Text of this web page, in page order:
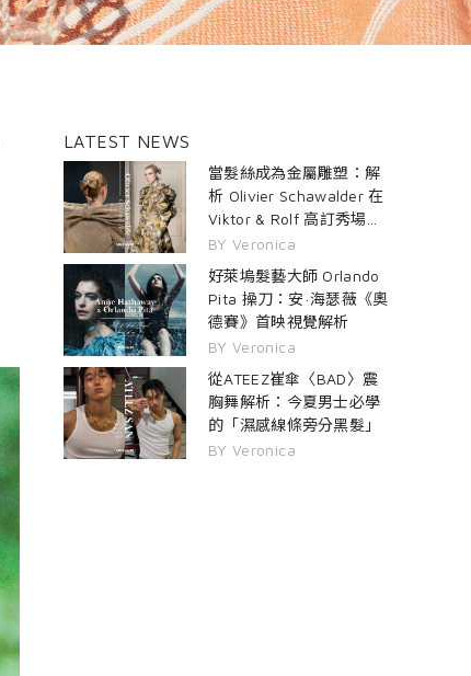
LATEST NEWS
當髮絲成為金屬雕塑：解
析 Olivier Schawalder 在
Viktor & Rolf 高訂秀場的
雙生髮藝
BY Veronica
好萊塢髮藝大師 Orlando
Pita 操刀：安·海瑟薇《奧
德賽》首映視覺解析
BY Veronica
從ATEEZ崔傘〈BAD〉震
胸舞解析：今夏男士必學
的「濕感線條旁分黑髮」
BY Veronica